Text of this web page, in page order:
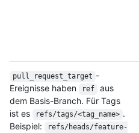
pull_request_ target -
Ereignisse haben
ref
aus
dem Basis-Branch. Für Tags
ist es
refs/tags/<tag_name> .
Beispiel:
refs/heads/feature-